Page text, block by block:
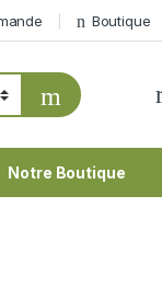
Boutique
Notre Boutique